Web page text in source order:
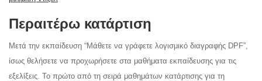
Περαιτέρω κατάρτιση
Μετά την εκπαίδευση “Μάθετε να γράφετε λογισμικό διαγραφής DPF”,
ίσως θελήσετε να προχωρήσετε στα μαθήματα εκπαίδευσης για τις
εξελίξεις. Το πρώτο από τη σειρά μαθημάτων κατάρτισης για τη